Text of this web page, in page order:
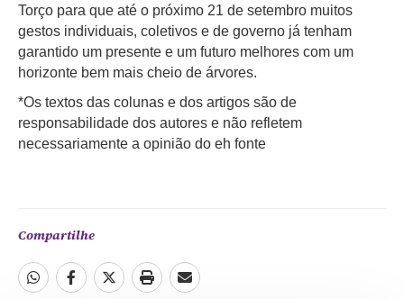
Torço para que até o próximo 21 de setembro muitos
gestos individuais, coletivos e de governo já tenham
garantido um presente e um futuro melhores com um
horizonte bem mais cheio de árvores.
*Os textos das colunas e dos artigos são de
responsabilidade dos autores e não refletem
necessariamente a opinião do eh fonte
Compartilhe